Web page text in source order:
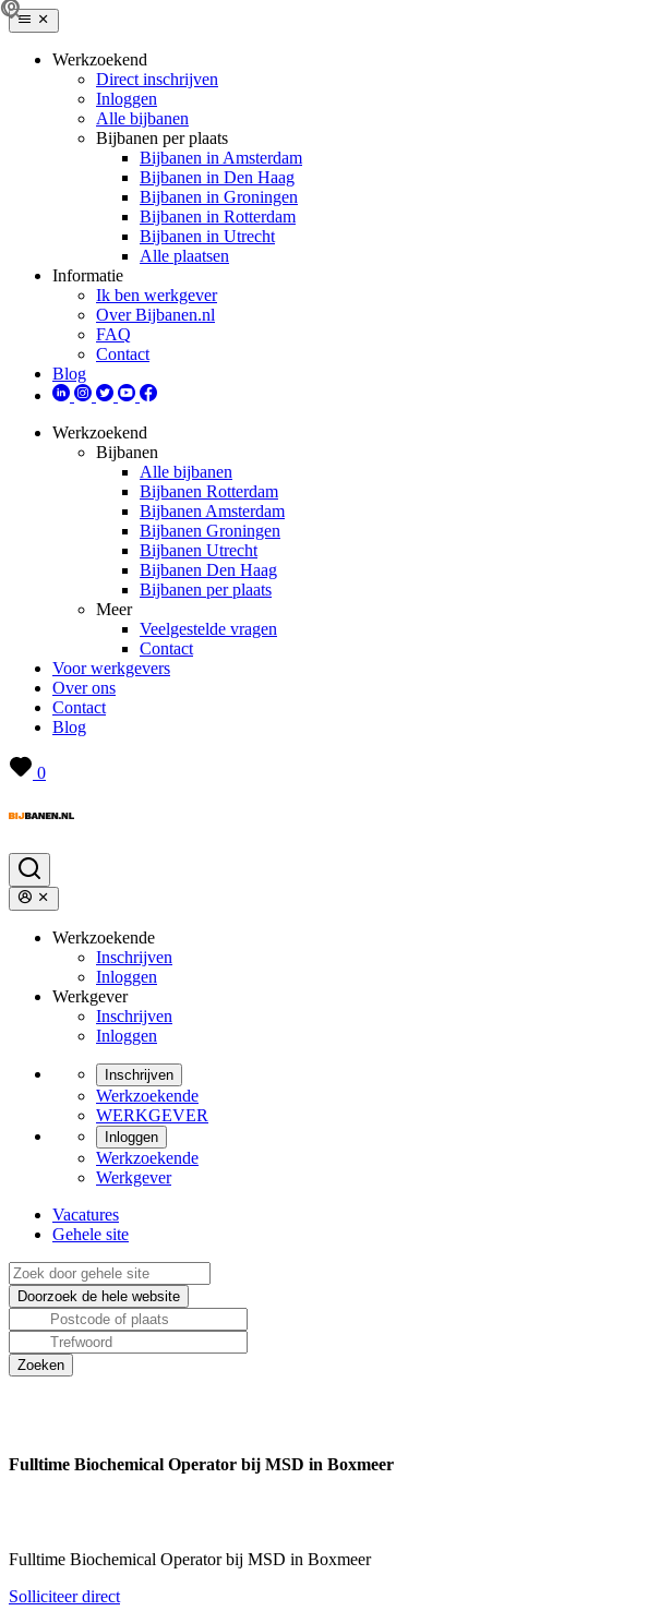
Werkzoekend
Direct inschrijven
Inloggen
Alle bijbanen
Bijbanen per plaats
Bijbanen in Amsterdam
Bijbanen in Den Haag
Bijbanen in Groningen
Bijbanen in Rotterdam
Bijbanen in Utrecht
Alle plaatsen
Informatie
Ik ben werkgever
Over Bijbanen.nl
FAQ
Contact
Blog
Werkzoekend
Bijbanen
Alle bijbanen
Bijbanen Rotterdam
Bijbanen Amsterdam
Bijbanen Groningen
Bijbanen Utrecht
Bijbanen Den Haag
Bijbanen per plaats
Meer
Veelgestelde vragen
Contact
Voor werkgevers
Over ons
Contact
Blog
0
Werkzoekende
Inschrijven
Inloggen
Werkgever
Inschrijven
Inloggen
Inschrijven
Werkzoekende
WERKGEVER
Inloggen
Werkzoekende
Werkgever
Vacatures
Gehele site
Fulltime Biochemical Operator bij MSD in Boxmeer
Fulltime Biochemical Operator bij MSD in Boxmeer
Solliciteer direct